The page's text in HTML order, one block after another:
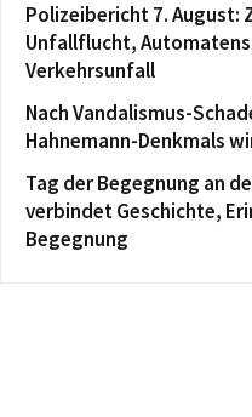
Polizeibericht 7. August:
Unfallflucht,
Verkehrsunfall
Nach Vandalismus-
Hahnemann-Denkmals
Tag der Begegnung an
verbindet Geschichte,
Begegnung